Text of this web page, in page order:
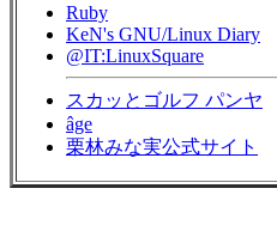
Ruby
KeN's GNU/Linux Diary
@IT:LinuxSquare
スカッとゴルフ パンヤ
âge
栗林みな実公式サイト